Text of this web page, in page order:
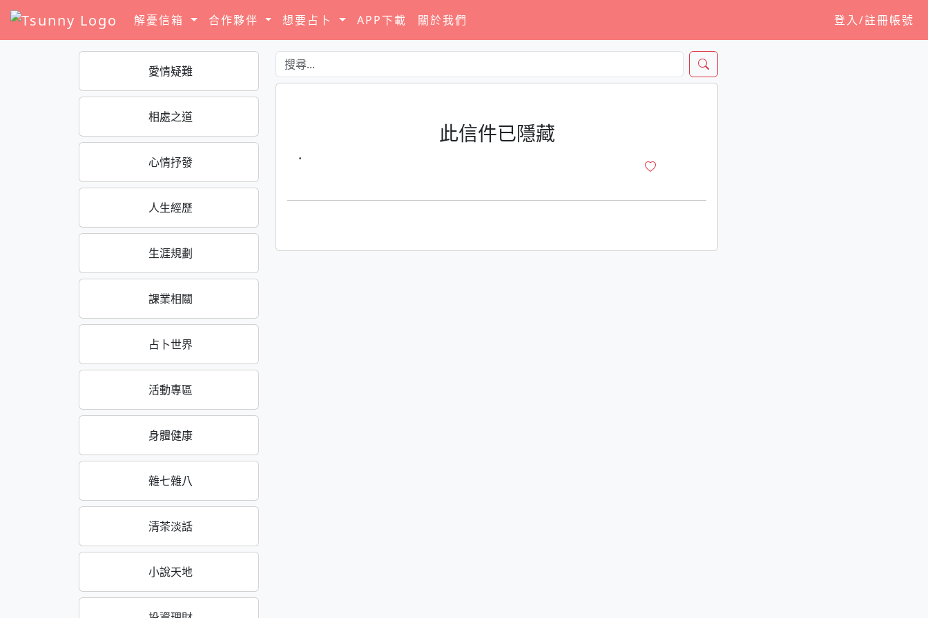
解憂信箱 合作夥伴 想要占卜 APP下載 關於我們 登入/註冊帳號
愛情疑難
相處之道
心情抒發
人生經歷
生涯規劃
課業相關
占卜世界
活動專區
身體健康
雜七雜八
清茶淡話
小說天地
此信件已隱藏
·